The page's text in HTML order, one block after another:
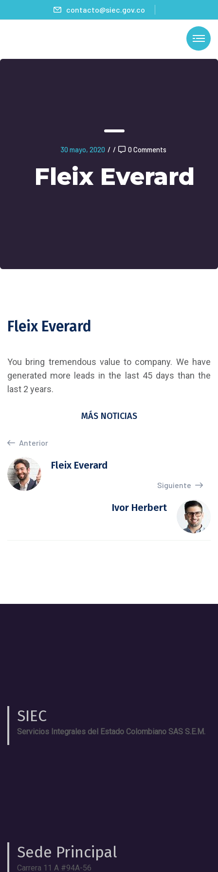
contacto@siec.gov.co
30 mayo, 2020 / / 0 Comments
Fleix Everard
Fleix Everard
You bring tremendous value to company. We have
generated more leads in the last 45 days than the
last 2 years.
MÁS NOTICIAS
Anterior
Fleix Everard
Siguiente
Ivor Herbert
SIEC
Servicios Integrales del Estado Colombiano SAS S.E.M.
Sede Principal
Carrera 11 A #94A-56